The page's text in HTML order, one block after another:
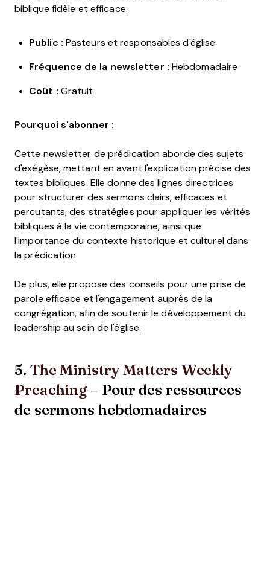
biblique fidèle et efficace.
Public : Pasteurs et responsables d'église
Fréquence de la newsletter : Hebdomadaire
Coût : Gratuit
Pourquoi s'abonner :
Cette newsletter de prédication aborde des sujets
d'exégèse, mettant en avant l'explication précise des
textes bibliques. Elle donne des lignes directrices
pour structurer des sermons clairs, efficaces et
percutants, des stratégies pour appliquer les vérités
bibliques à la vie contemporaine, ainsi que
l'importance du contexte historique et culturel dans
la prédication.
De plus, elle propose des conseils pour une prise de
parole efficace et l'engagement auprès de la
congrégation, afin de soutenir le développement du
leadership au sein de l'église.
5. The Ministry Matters Weekly
Preaching– Pour des ressources
de sermons hebdomadaires